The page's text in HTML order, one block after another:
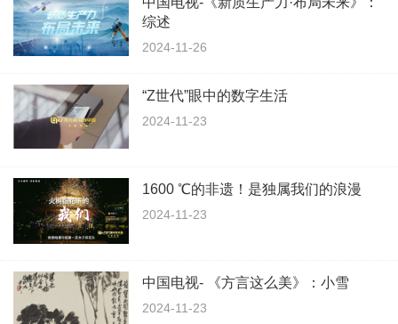
综述
2024-11-26
“Z世代”眼中的数字生活
2024-11-23
1600 ℃的非遗！是独属我们的浪漫
2024-11-23
中国电视- 《方言这么美》：小雪
2024-11-23